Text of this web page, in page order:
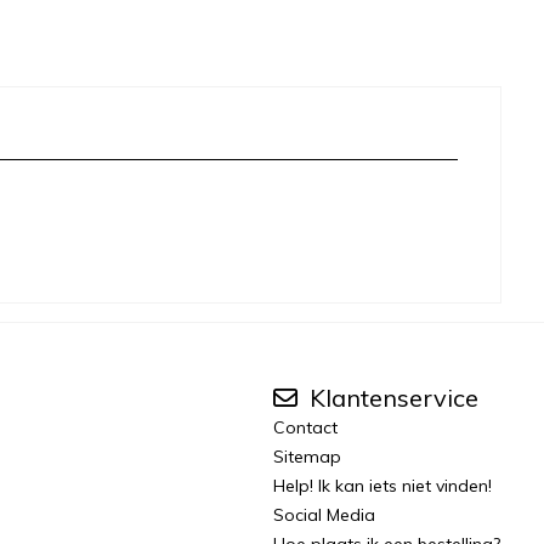
Klantenservice
Contact
Sitemap
Help! Ik kan iets niet vinden!
Social Media